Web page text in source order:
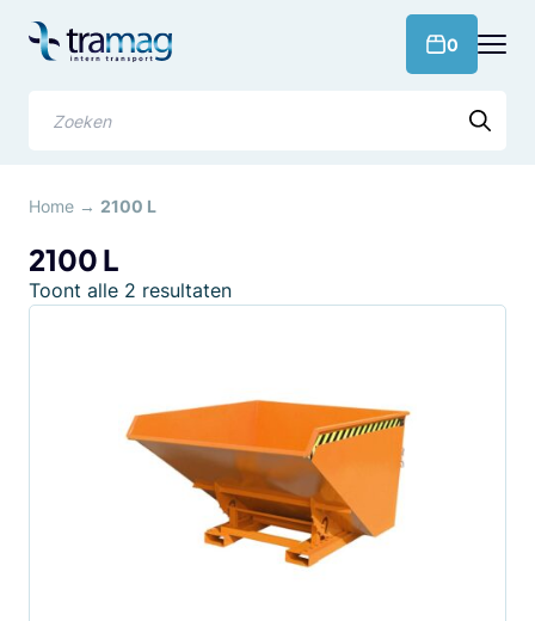
naar
0
Home → 2100 L
2100 L
Toont alle 2 resultatenGesorteerd
meerdere